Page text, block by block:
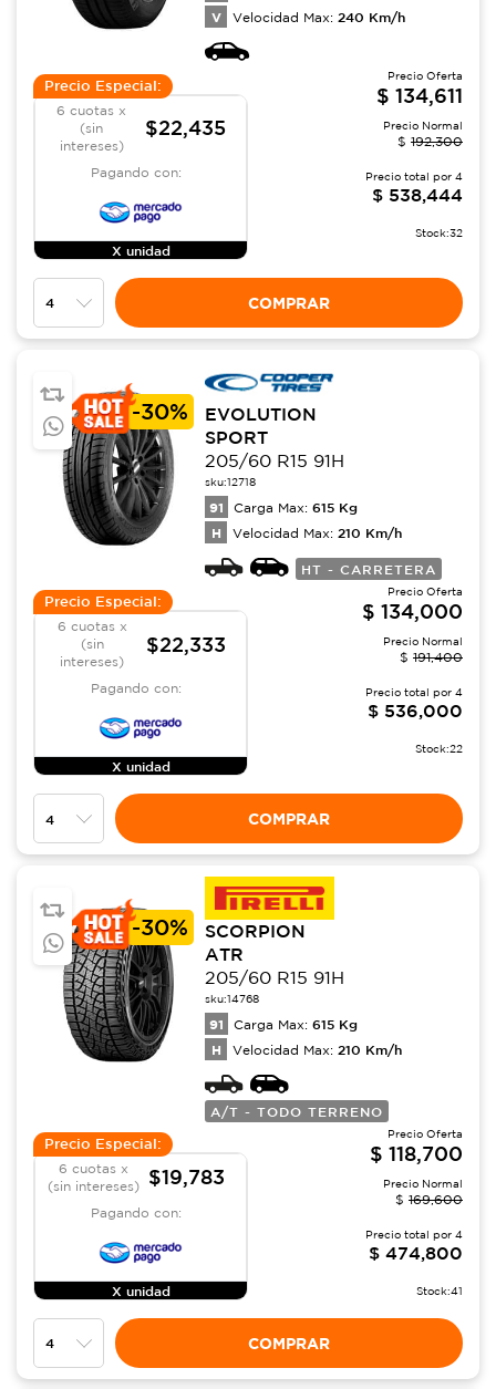
V Velocidad Max: 240 Km/h
Precio Especial:
6 cuotas x
(sin
intereses)
$22,435
Pagando con:
X unidad
Precio Oferta
$ 134,611
Precio Normal
$ 192,300
Precio total por 4
$ 538,444
Stock:32
COMPRAR
-30%
EVOLUTION
SPORT
205/60 R15 91H
sku:12718
91 Carga Max: 615 Kg
H Velocidad Max: 210 Km/h
HT - CARRETERA
Precio Especial:
6 cuotas x
(sin
intereses)
$22,333
Pagando con:
X unidad
Precio Oferta
$ 134,000
Precio Normal
$ 191,400
Precio total por 4
$ 536,000
Stock:22
COMPRAR
-30%
SCORPION
ATR
205/60 R15 91H
sku:14768
91 Carga Max: 615 Kg
H Velocidad Max: 210 Km/h
A/T - TODO TERRENO
Precio Especial:
6 cuotas x
(sin intereses)
$19,783
Pagando con:
X unidad
Precio Oferta
$ 118,700
Precio Normal
$ 169,600
Precio total por 4
$ 474,800
Stock:41
COMPRAR